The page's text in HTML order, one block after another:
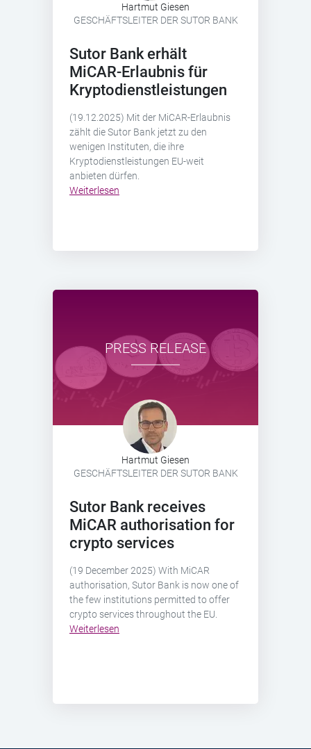
Hartmut Giesen
GESCHÄFTSLEITER DER SUTOR BANK
Sutor Bank erhält
MiCAR-Erlaubnis für
Kryptodienstleistungen
(19.12.2025) Mit der MiCAR-Erlaubnis
zählt die Sutor Bank jetzt zu den
wenigen Instituten, die ihre
Kryptodienstleistungen EU-weit
anbieten dürfen.
Weiterlesen
PRESS RELEASE
Hartmut Giesen
GESCHÄFTSLEITER DER SUTOR BANK
Sutor Bank receives
MiCAR authorisation for
crypto services
(19 December 2025) With MiCAR
authorisation, Sutor Bank is now one of
the few institutions permitted to offer
crypto services throughout the EU.
Weiterlesen